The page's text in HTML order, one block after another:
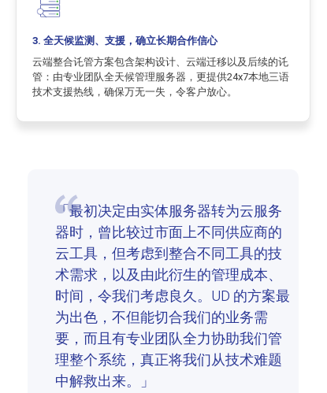
3. 全天候监测、支援，确立长期合作信心
云端整合讬管方案包含架构设计、云端迁移以及后续的讬
管：由专业团队全天候管理服务器，更提供24x7本地三语
技术支援热线，确保万无一失，令客户放心。
「最初决定由实体服务器转为云服务
器时，曾比较过市面上不同供应商的
云工具，但考虑到整合不同工具的技
术需求，以及由此衍生的管理成本、
时间，令我们考虑良久。UD 的方案最
为出色，不但能切合我们的业务需
要，而且有专业团队全力协助我们管
理整个系统，真正将我们从技术难题
中解救出来。」